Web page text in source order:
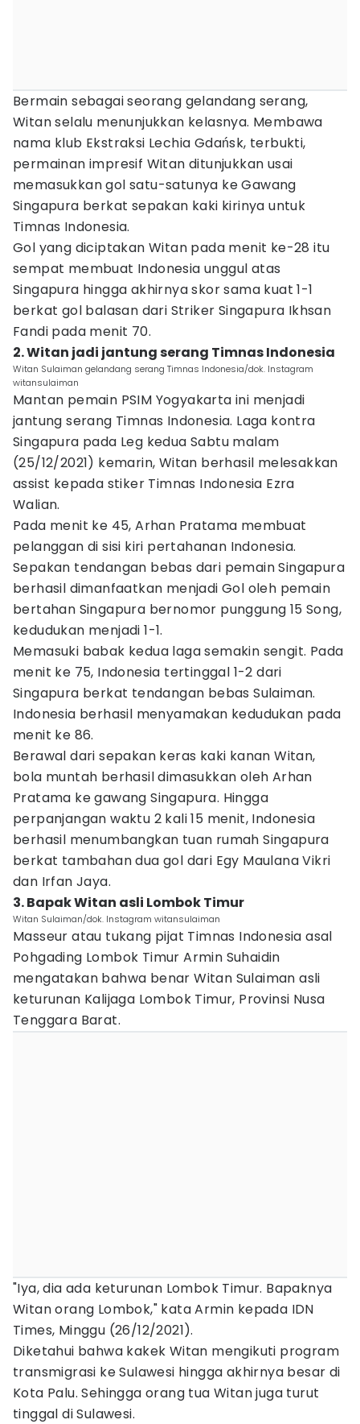
Bermain sebagai seorang gelandang serang,
Witan selalu menunjukkan kelasnya. Membawa
nama klub Ekstraksi Lechia Gdańsk, terbukti,
permainan impresif Witan ditunjukkan usai
memasukkan gol satu-satunya ke Gawang
Singapura berkat sepakan kaki kirinya untuk
Timnas Indonesia.
Gol yang diciptakan Witan pada menit ke-28 itu
sempat membuat Indonesia unggul atas
Singapura hingga akhirnya skor sama kuat 1-1
berkat gol balasan dari Striker Singapura Ikhsan
Fandi pada menit 70.
2. Witan jadi jantung serang Timnas Indonesia
Witan Sulaiman gelandang serang Timnas Indonesia/dok. Instagram
witansulaiman
Mantan pemain PSIM Yogyakarta ini menjadi
jantung serang Timnas Indonesia. Laga kontra
Singapura pada Leg kedua Sabtu malam
(25/12/2021) kemarin, Witan berhasil melesakkan
assist kepada stiker Timnas Indonesia Ezra
Walian.
Pada menit ke 45, Arhan Pratama membuat
pelanggan di sisi kiri pertahanan Indonesia.
Sepakan tendangan bebas dari pemain Singapura
berhasil dimanfaatkan menjadi Gol oleh pemain
bertahan Singapura bernomor punggung 15 Song,
kedudukan menjadi 1-1.
Memasuki babak kedua laga semakin sengit. Pada
menit ke 75, Indonesia tertinggal 1-2 dari
Singapura berkat tendangan bebas Sulaiman.
Indonesia berhasil menyamakan kedudukan pada
menit ke 86.
Berawal dari sepakan keras kaki kanan Witan,
bola muntah berhasil dimasukkan oleh Arhan
Pratama ke gawang Singapura. Hingga
perpanjangan waktu 2 kali 15 menit, Indonesia
berhasil menumbangkan tuan rumah Singapura
berkat tambahan dua gol dari Egy Maulana Vikri
dan Irfan Jaya.
3. Bapak Witan asli Lombok Timur
Witan Sulaiman/dok. Instagram witansulaiman
Masseur atau tukang pijat Timnas Indonesia asal
Pohgading Lombok Timur Armin Suhaidin
mengatakan bahwa benar Witan Sulaiman asli
keturunan Kalijaga Lombok Timur, Provinsi Nusa
Tenggara Barat.
"Iya, dia ada keturunan Lombok Timur. Bapaknya
Witan orang Lombok," kata Armin kepada IDN
Times, Minggu (26/12/2021).
Diketahui bahwa kakek Witan mengikuti program
transmigrasi ke Sulawesi hingga akhirnya besar di
Kota Palu. Sehingga orang tua Witan juga turut
tinggal di Sulawesi.